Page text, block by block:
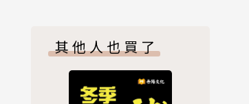
其他人也買了